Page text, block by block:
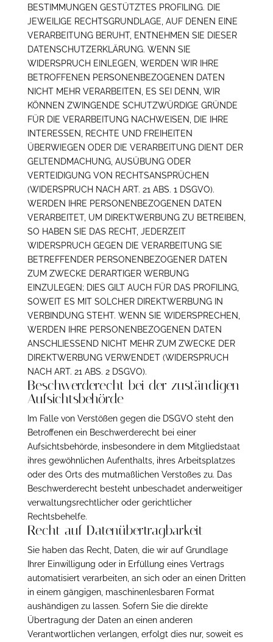
BESTIMMUNGEN GESTÜTZTES PROFILING. DIE
JEWEILIGE RECHTSGRUNDLAGE, AUF DENEN EINE
VERARBEITUNG BERUHT, ENTNEHMEN SIE DIESER
DATENSCHUTZERKLÄRUNG. WENN SIE
WIDERSPRUCH EINLEGEN, WERDEN WIR IHRE
BETROFFENEN PERSONENBEZOGENEN DATEN
NICHT MEHR VERARBEITEN, ES SEI DENN, WIR
KÖNNEN ZWINGENDE SCHUTZWÜRDIGE GRÜNDE
FÜR DIE VERARBEITUNG NACHWEISEN, DIE IHRE
INTERESSEN, RECHTE UND FREIHEITEN
ÜBERWIEGEN ODER DIE VERARBEITUNG DIENT DER
GELTENDMACHUNG, AUSÜBUNG ODER
VERTEIDIGUNG VON RECHTSANSPRÜCHEN
(WIDERSPRUCH NACH ART. 21 ABS. 1 DSGVO).
WERDEN IHRE PERSONENBEZOGENEN DATEN
VERARBEITET, UM DIREKTWERBUNG ZU BETREIBEN,
SO HABEN SIE DAS RECHT, JEDERZEIT
WIDERSPRUCH GEGEN DIE VERARBEITUNG SIE
BETREFFENDER PERSONENBEZOGENER DATEN
ZUM ZWECKE DERARTIGER WERBUNG
EINZULEGEN; DIES GILT AUCH FÜR DAS PROFILING,
SOWEIT ES MIT SOLCHER DIREKTWERBUNG IN
VERBINDUNG STEHT. WENN SIE WIDERSPRECHEN,
WERDEN IHRE PERSONENBEZOGENEN DATEN
ANSCHLIESSEND NICHT MEHR ZUM ZWECKE DER
DIREKTWERBUNG VERWENDET (WIDERSPRUCH
NACH ART. 21 ABS. 2 DSGVO).
Beschwerde­recht bei der zuständigen
Aufsichts­behörde
Im Falle von Verstößen gegen die DSGVO steht den
Betroffenen ein Beschwerderecht bei einer
Aufsichtsbehörde, insbesondere in dem Mitgliedstaat
ihres gewöhnlichen Aufenthalts, ihres Arbeitsplatzes
oder des Orts des mutmaßlichen Verstoßes zu. Das
Beschwerderecht besteht unbeschadet anderweitiger
verwaltungsrechtlicher oder gerichtlicher
Rechtsbehelfe.
Recht auf Daten­übertrag­barkeit
Sie haben das Recht, Daten, die wir auf Grundlage
Ihrer Einwilligung oder in Erfüllung eines Vertrags
automatisiert verarbeiten, an sich oder an einen Dritten
in einem gängigen, maschinenlesbaren Format
aushändigen zu lassen. Sofern Sie die direkte
Übertragung der Daten an einen anderen
Verantwortlichen verlangen, erfolgt dies nur, soweit es